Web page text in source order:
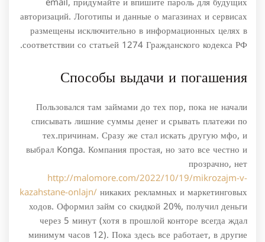
авторизаций. Логотипы и данные о магазинах и сервисах
размещены исключительно в информационных целях в
соответствии со статьей 1274 Гражданского кодекса РФ.
Способы выдачи и погашения
Пользовался там займами до тех пор, пока не начали
списывать лишние суммы денег и срывать платежи по
тех.причинам. Сразу же стал искать другую мфо, и
выбрал Konga. Компания простая, но зато все честно и
прозрачно, нет
http://malomore.com/2022/10/19/mikrozajm-v-
kazahstane-onlajn/никаких рекламных и маркетинговых
ходов. Оформил займ со скидкой 20%, получил деньги
через 5 минут (хотя в прошлой конторе всегда ждал
минимум часов 12). Пока здесь все работает, в другие